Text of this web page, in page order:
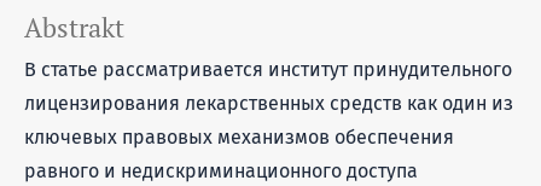
Abstrakt
В статье рассматривается институт принудительного
лицензирования лекарственных средств как один из
ключевых правовых механизмов обеспечения
равного и недискриминационного доступа